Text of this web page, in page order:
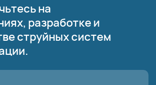
на
разработке и
струйных систем